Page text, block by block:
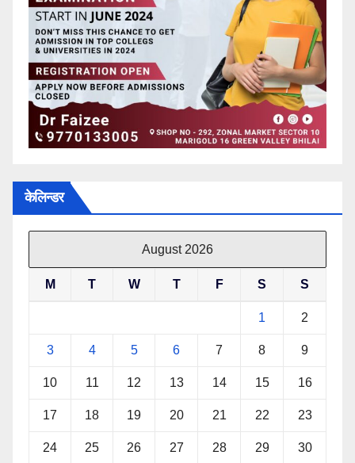
केलिन्डर
August 2026
M T W T F S S
1 2
3 4 5 6 7 8 9
10 11 12 13 14 15 16
17 18 19 20 21 22 23
24 25 26 27 28 29 30